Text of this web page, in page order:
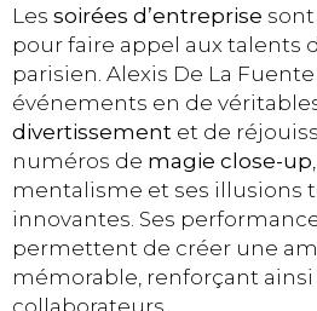
Les soirées d’entreprise sont
pour faire appel aux talents
parisien. Alexis De La
événements en de
divertissement et de
numéros de magie close-up
mentalisme et ses illusions
innovantes. Ses
permettent de créer une
mémorable, renforçant
collaborateurs.